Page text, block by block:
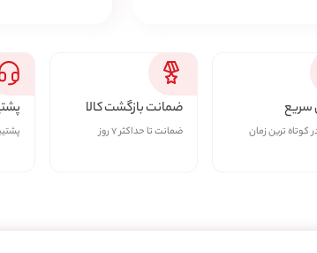
سریع
کوتاه ترین زمان
ضمانت بازگشت کالا
ضمانت تا حداکثر ۷ روز